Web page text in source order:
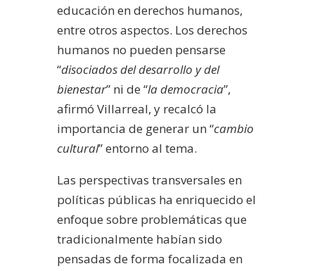
educación en derechos humanos,
entre otros aspectos. Los derechos
humanos no pueden pensarse
“disociados del desarrollo y del
bienestar” ni de “la democracia”,
afirmó Villarreal, y recalcó la
importancia de generar un “cambio
cultural” entorno al tema.
Las perspectivas transversales en
políticas públicas ha enriquecido el
enfoque sobre problemáticas que
tradicionalmente habían sido
pensadas de forma focalizada en